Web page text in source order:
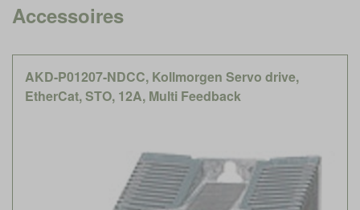
Accessoires
AKD-P01207-NDCC, Kollmorgen Servo drive,
EtherCat, STO, 12A, Multi Feedback